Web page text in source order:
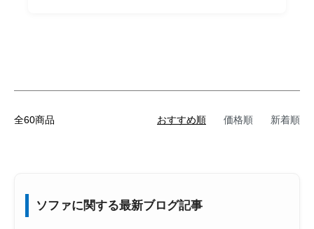
全60商品 おすすめ順 価格順 新着順
ソファに関する最新ブログ記事